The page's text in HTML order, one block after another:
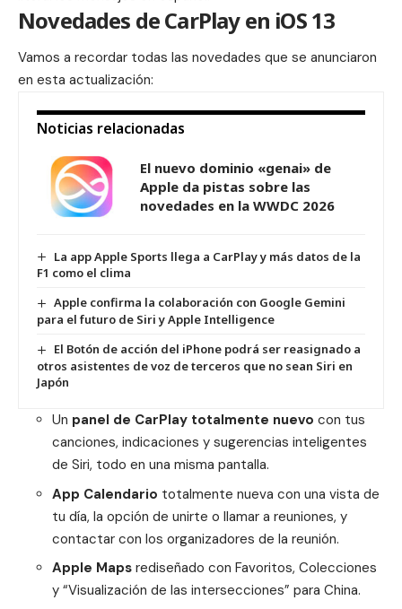
Novedades de CarPlay en iOS 13
Vamos a recordar todas las novedades que se anunciaron
en esta actualización:
Noticias relacionadas
El nuevo dominio «genai» de
Apple da pistas sobre las
novedades en la WWDC 2026
La app Apple Sports llega a CarPlay y más datos de la
F1 como el clima
Apple confirma la colaboración con Google Gemini
para el futuro de Siri y Apple Intelligence
El Botón de acción del iPhone podrá ser reasignado a
otros asistentes de voz de terceros que no sean Siri en
Japón
Un panel de CarPlay totalmente nuevo con tus
canciones, indicaciones y sugerencias inteligentes
de Siri, todo en una misma pantalla.
App Calendario totalmente nueva con una vista de
tu día, la opción de unirte o llamar a reuniones, y
contactar con los organizadores de la reunión.
Apple Mapsrediseñado con Favoritos, Colecciones
y “Visualización de las intersecciones” para China.